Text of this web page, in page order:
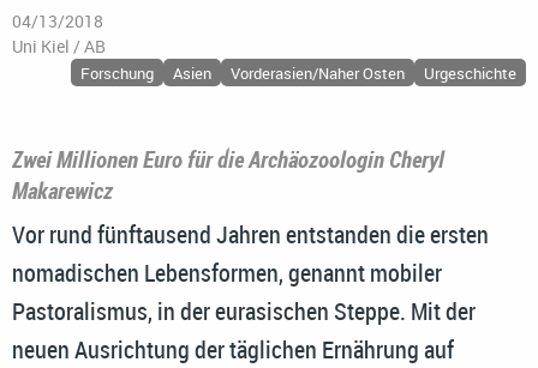
04/13/2018
Uni Kiel / AB
Forschung Asien Vorderasien/Naher Osten Urgeschichte
Zwei Millionen Euro für die Archäozoologin Cheryl
Makarewicz
Vor rund fünftausend Jahren entstanden die ersten
nomadischen Lebensformen, genannt mobiler
Pastoralismus, in der eurasischen Steppe. Mit der
neuen Ausrichtung der täglichen Ernährung auf